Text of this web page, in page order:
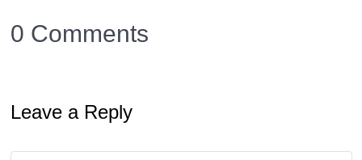
Не подходят саженцы Нижнего мира
деревья из обычного биома.
0 Comments
Leave a Reply